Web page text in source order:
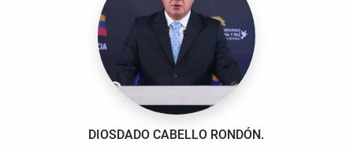
DIOSDADO CABELLO RONDÓN.